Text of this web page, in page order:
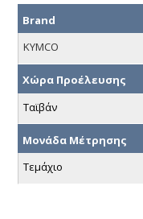
Brand
KYMCO
Χώρα Προέλευσης
Ταϊβάν
Μονάδα Μέτρησης
Τεμάχιο